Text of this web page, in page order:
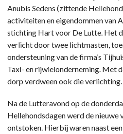
Anubis Sedens (zittende
activiteiten en eigendommen van
stichting Hart voor De Lutte. Het
verlicht door twee lichtmasten,
ondersteuning van de firma’s
Taxi- en rijwielonderneming. Met
dorp verdween ook die verlichting.
Na de Lutteravond op de
Hellehondsdagen werd de nieuwe
ontstoken. Hierbij waren naast